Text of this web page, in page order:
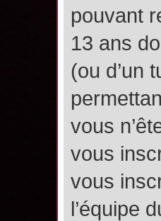
pouvant
13 ans
(ou d’un
vous
vous
vous
l’équipe